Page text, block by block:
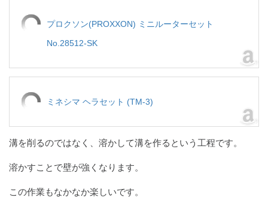
プロクソン(PROXXON) ミニルーターセット
No.28512-SK
ミネシマ ヘラセット (TM-3)
溝を削るのではなく、溶かして溝を作るという工程です。
溶かすことで壁が強くなります。
この作業もなかなか楽しいです。